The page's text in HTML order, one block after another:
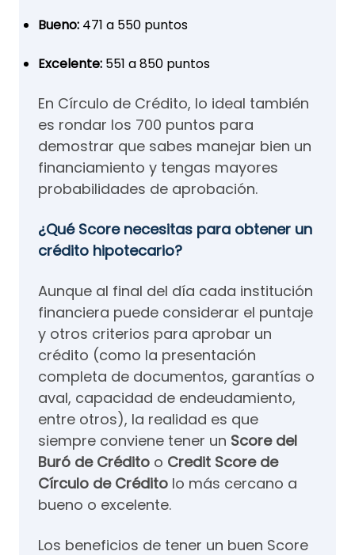
Bueno: 471 a 550 puntos
Excelente: 551 a 850 puntos
En Círculo de Crédito, lo ideal también
es rondar los 700 puntos para
demostrar que sabes manejar bien un
financiamiento y tengas mayores
probabilidades de aprobación.
¿Qué Score necesitas para obtener un
crédito hipotecario?
Aunque al final del día cada institución
financiera puede considerar el puntaje
y otros criterios para aprobar un
crédito (como la presentación
completa de documentos, garantías o
aval, capacidad de endeudamiento,
entre otros), la realidad es que
siempre conviene tener un Score del
Buró de Crédito o Credit Score de
Círculo de Crédito lo más cercano a
bueno o excelente.
Los beneficios de tener un buen Score